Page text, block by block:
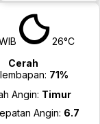
26°C
Cerah
71%
Angin: Timur
Angin: 6.7